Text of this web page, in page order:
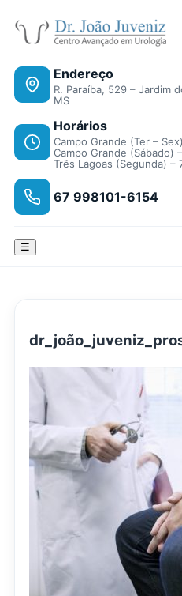
Endereço
R. Paraíba, 529 – Jardim
MS
Horários
Campo Grande (Ter –
Campo Grande (Sábado)
Três Lagoas (Segunda) –
67 998101-6154
☰